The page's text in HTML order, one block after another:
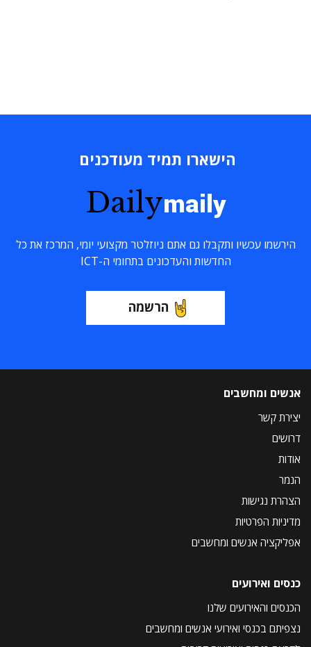
הישארו תמיד מעודכנים
Dailymaily
הירשמו עכשיו ותקבלו גם אתם ניוזלטר מקצועי יומי, המרכז את כל
החדשות והעדכונים בתחומי ה-ICT
הרשמה
אנשים ומחשבים
יצירת קשר
דרושים
אודות
הנמר
הצהרת נגישות
מדיניות הפרטיות
אפליקציה אנשים ומחשבים
כנסים ואירועים
הכנסים והאירועים שלנו
נצפיתם בכנסי ואירועי אנשים ומחשבים